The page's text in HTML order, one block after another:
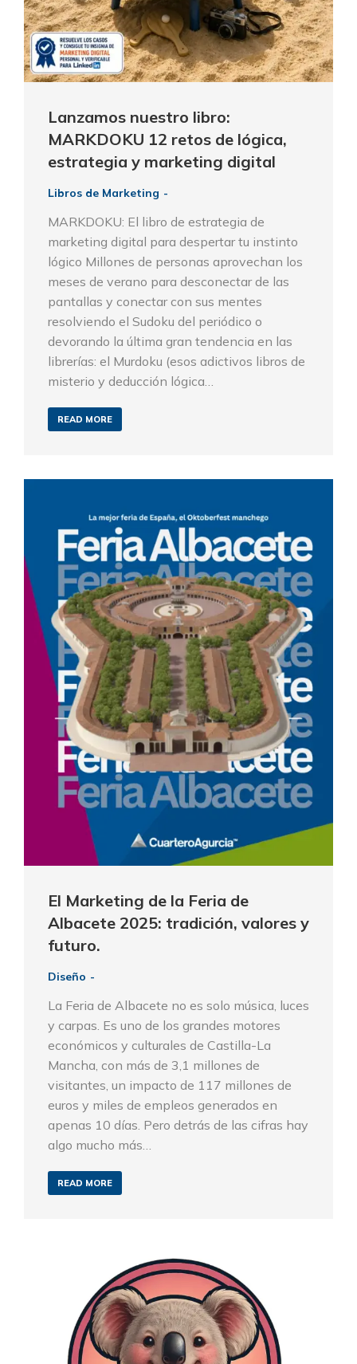
Lanzamos nuestro libro:
MARKDOKU 12 retos de lógica,
estrategia y marketing digital
Libros de Marketing
MARKDOKU: El libro de estrategia de
marketing digital para despertar tu instinto
lógico Millones de personas aprovechan los
meses de verano para desconectar de las
pantallas y conectar con sus mentes
resolviendo el Sudoku del periódico o
devorando la última gran tendencia en las
librerías: el Murdoku (esos adictivos libros de
misterio y deducción lógica…
READ MORE
El Marketing de la Feria de
Albacete 2025: tradición, valores y
futuro.
Diseño
La Feria de Albacete no es solo música, luces
y carpas. Es uno de los grandes motores
económicos y culturales de Castilla-La
Mancha, con más de 3,1 millones de
visitantes, un impacto de 117 millones de
euros y miles de empleos generados en
apenas 10 días. Pero detrás de las cifras hay
algo mucho más…
READ MORE